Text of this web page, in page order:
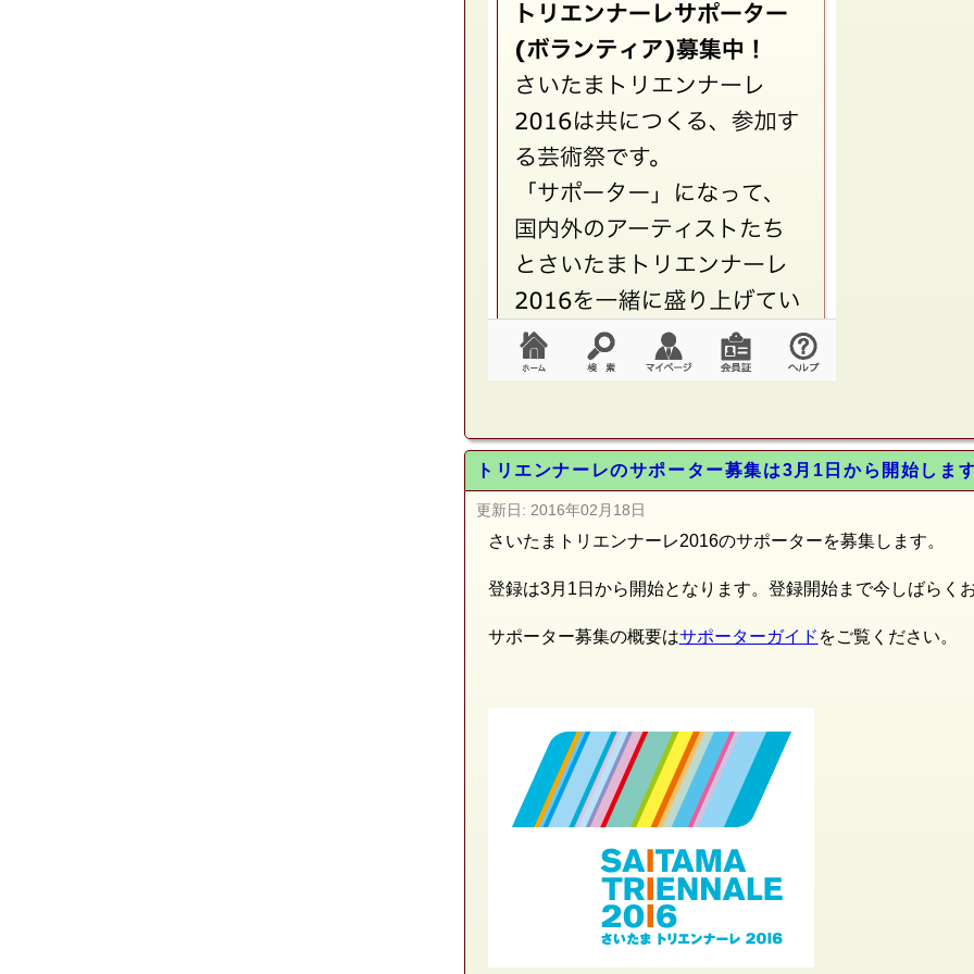
トリエンナーレのサポーター募集は3月1日から開始しま
更新日: 2016年02月18日
さいたまトリエンナーレ2016のサポーターを募集します。
登録は3月1日から開始となります。登録開始まで今しばらく
サポーター募集の概要はサポーターガイド をご覧ください。